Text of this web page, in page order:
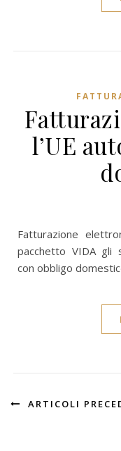
l’UE
Fatturazione elettronica: pubblicato in Gazzetta UE il
pacchetto VIDA gli
con obbligo
ARTICOLI